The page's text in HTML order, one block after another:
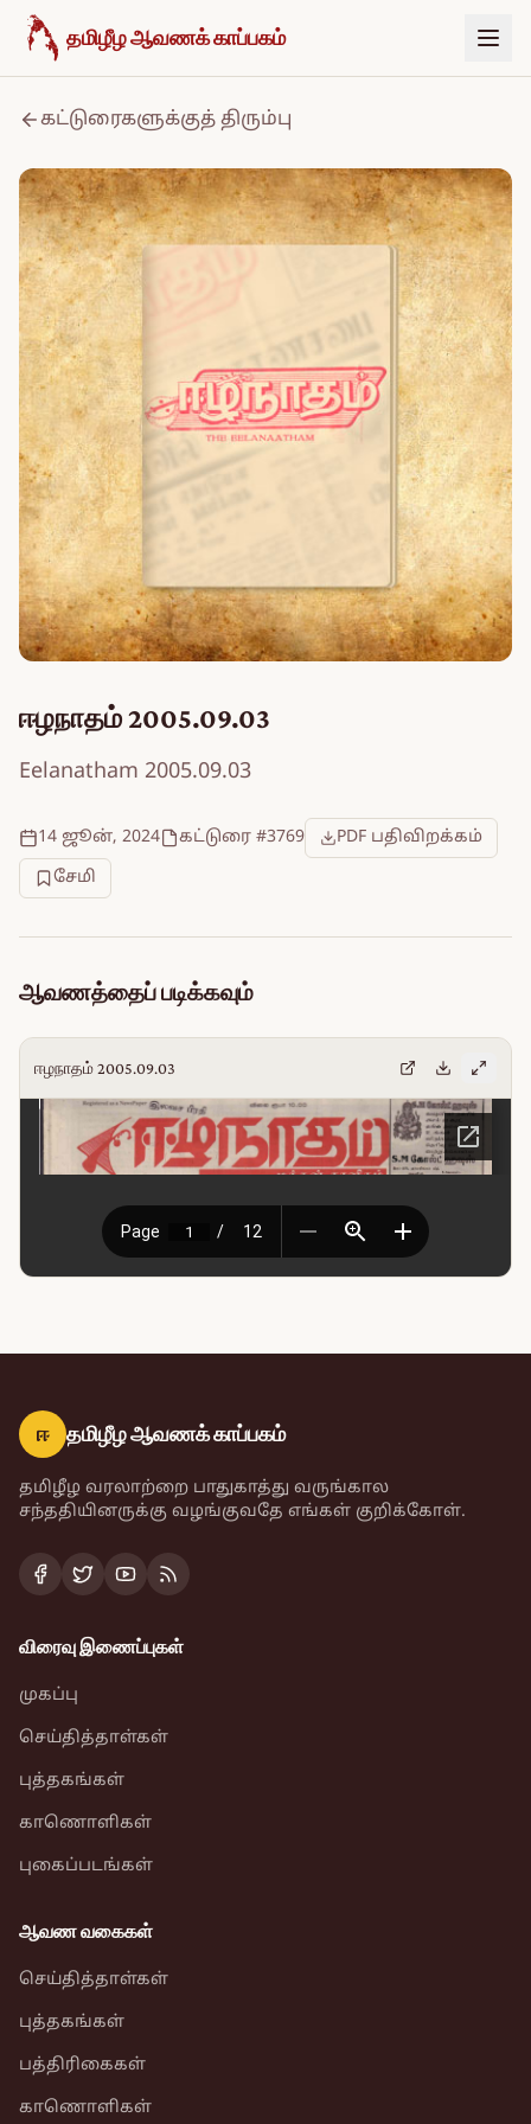
உள்ளடக்கத்திற்குச் செல்க
தமிழீழ ஆவணக் காப்பகம்
கட்டுரைகளுக்குத் திரும்பு
ஈழநாதம் 2005.09.03
Eelanatham 2005.09.03
14 ஜூன், 2024 கட்டுரை #3769
PDF பதிவிறக்கம்
சேமி
ஆவணத்தைப் படிக்கவும்
ஈழநாதம் 2005.09.03
ஈ தமிழீழ ஆவணக் காப்பகம்
தமிழீழ வரலாற்றை பாதுகாத்து வருங்கால
சந்ததியினருக்கு வழங்குவதே எங்கள் குறிக்கோள்.
விரைவு இணைப்புகள்
முகப்பு
செய்தித்தாள்கள்
புத்தகங்கள்
காணொளிகள்
புகைப்படங்கள்
ஆவண வகைகள்
செய்தித்தாள்கள்
புத்தகங்கள்
பத்திரிகைகள்
காணொளிகள்